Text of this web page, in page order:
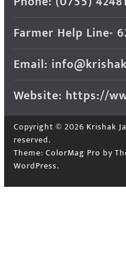
Farmer Help Line-
Email:
Website: https://
Copyright © 2026 Krishak
reserved.
Theme: ColorMag Pro by
WordPress.